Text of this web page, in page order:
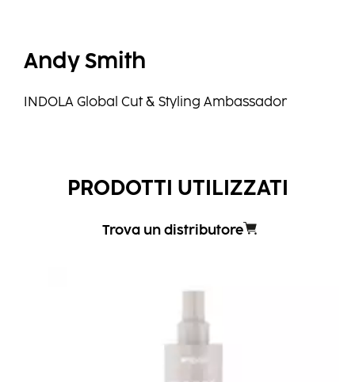
Andy Smith
INDOLA Global Cut & Styling Ambassador
PRODOTTI UTILIZZATI
Trova un distributore